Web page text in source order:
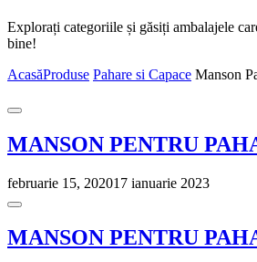
Explorați categoriile și găsiți ambalajele
bine!
AcasăProduse Pahare si Capace Manson
MANSON PENTRU
februarie 15, 202017 ianuarie 2023
MANSON PENTRU